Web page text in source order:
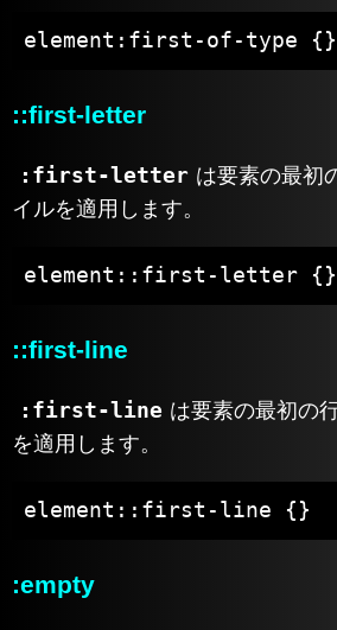
element:first-of-type {}
::first-letter
:first-letter は要素の最初
イルを適用します。
element::first-letter {}
::first-line
:first-line は要素の最初の
を適用します。
element::first-line {}
:empty